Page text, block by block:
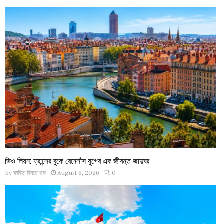
ভিও লিয়ন: ফ্রান্সের বুকে রেনেসাঁস যুগের এক জীবন্ত জাদুঘর
by ফাবিহা বিনতে হক August 6, 2026 0